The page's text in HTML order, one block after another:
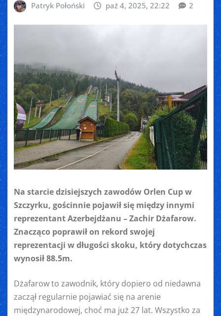
Patryk Połoński paź 4, 2025, 22:22 2
Na starcie dzisiejszych zawodów Orlen Cup w
Szczyrku, gościnnie pojawił się między innymi
reprezentant Azerbejdżanu – Zachir Dżafarow.
Znacząco poprawił on rekord swojej
reprezentacji w długości skoku, który dotychczas
wynosił 88.5m.
Dżafarow to zawodnik, który dopiero od niedawna
zaczął regularnie pojawiać się na arenie
międzynarodowej, choć ma już 27 lat. Wszystko za